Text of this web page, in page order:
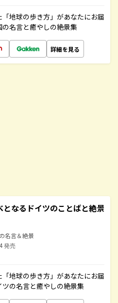
地球の歩き方」があなたにお届
名言と癒やしの絶景集
詳細を見る
となるドイツのことばと絶景
名言＆絶景
発売
地球の歩き方」があなたにお届
の名言と癒やしの絶景集